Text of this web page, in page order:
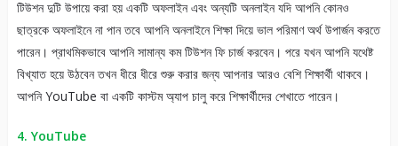
টিউশন দুটি উপায়ে করা হয় একটি অফলাইন এবং অন্যটি অনলাইন যদি আপনি কোনও
ছাত্রকে অফলাইনে না পান তবে আপনি অনলাইনে শিক্ষা দিয়ে ভাল পরিমাণ অর্থ উপার্জন করতে
পারেন। প্রাথমিকভাবে আপনি সামান্য কম টিউশন ফি চার্জ করবেন। পরে যখন আপনি যথেষ্ট
বিখ্যাত হয়ে উঠবেন তখন ধীরে ধীরে শুরু করার জন্য আপনার আরও বেশি শিক্ষার্থী থাকবে।
আপনি YouTube বা একটি কাস্টম অ্যাপ চালু করে শিক্ষার্থীদের শেখাতে পারেন।
4. YouTube